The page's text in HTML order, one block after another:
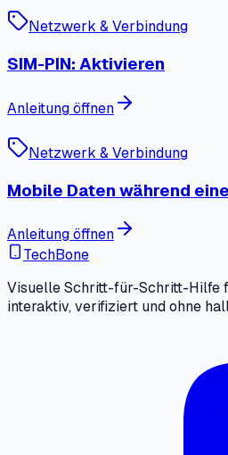
Netzwerk & Verbindung
SIM-PIN: Aktivieren
Anleitung öffnen
Netzwerk & Verbindung
Mobile Daten während
Anleitung öffnen
TechBone
Visuelle Schritt-für-Schritt-Hilfe
interaktiv, verifiziert und ohne